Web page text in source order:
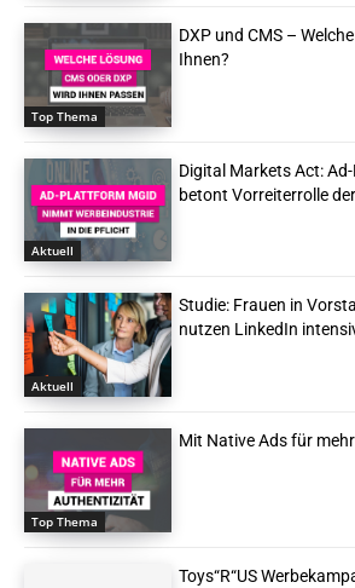
Top Thema
DXP und CMS –
Ihnen?
Aktuell
Digital Markets Act:
betont Vorreiterrolle
Aktuell
Studie: Frauen in
nutzen LinkedIn
Top Thema
Mit Native Ads für
Toys“R“US